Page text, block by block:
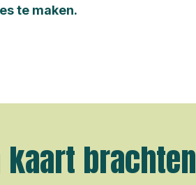
te maken.
brachten